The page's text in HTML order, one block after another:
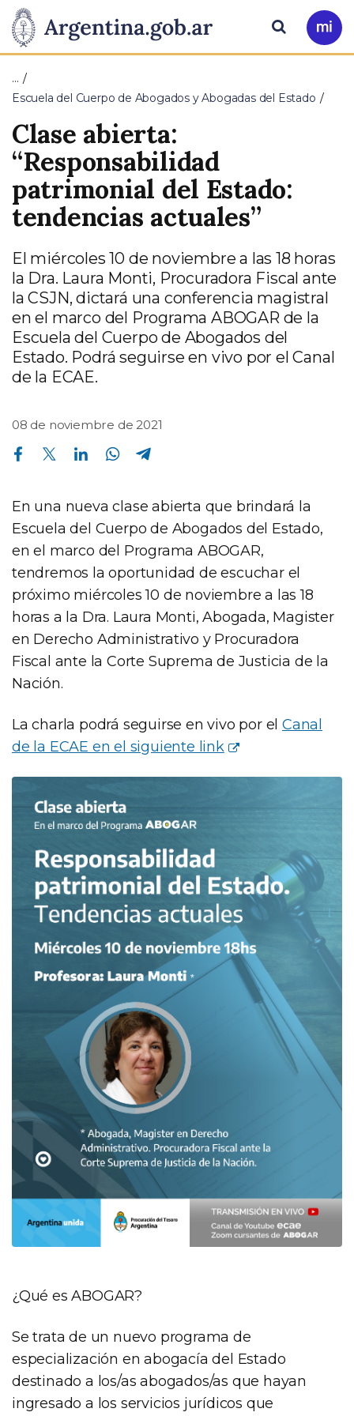
Presidencia
de
la
Nación
Pasar al contenido principal
Ir
a
Buscar
…
Escuela del Cuerpo de Abogados y Abogadas del Estado
Clase abierta:
“Responsabilidad
patrimonial del Estado:
tendencias actuales”
El miércoles 10 de noviembre a las 18 horas
la Dra. Laura Monti, Procuradora Fiscal ante
la CSJN, dictará una conferencia magistral
en el marco del Programa ABOGAR de la
Escuela del Cuerpo de Abogados del
Estado. Podrá seguirse en vivo por el Canal
de la ECAE.
08 de noviembre de 2021
Compartir en Facebook Compartir en Twitter Compartir en Linkedin Compartir en Whatsapp
En una nueva clase abierta que brindará la
Escuela del Cuerpo de Abogados del Estado,
en el marco del Programa ABOGAR,
tendremos la oportunidad de escuchar el
próximo miércoles 10 de noviembre a las 18
horas a la Dra. Laura Monti, Abogada, Magister
en Derecho Administrativo y Procuradora
Fiscal ante la Corte Suprema de Justicia de la
Nación.
La charla podrá seguirse en vivo por el Canal
de la ECAE en el siguiente link
¿Qué es ABOGAR?
Se trata de un nuevo programa de
especialización en abogacía del Estado
destinado a los/as abogados/as que hayan
ingresado a los servicios jurídicos que